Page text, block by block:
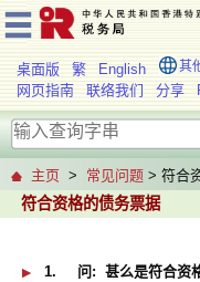
桌面版 繁 English 其
网页指南 联络我们 分享
主页 > 常见问题 > 符合
符合资格的债务票据
1.
问: 甚么是符合资